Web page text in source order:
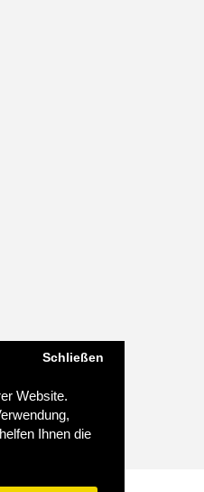
Website.
Ihnen die
Schließen